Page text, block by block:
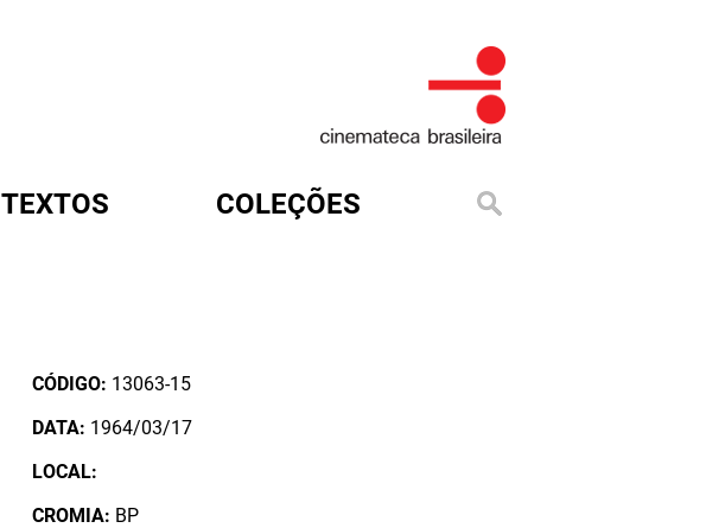
TEXTOS COLEÇÕES
CÓDIGO: 13063-15
DATA: 1964/03/17
LOCAL:
CROMIA: BP